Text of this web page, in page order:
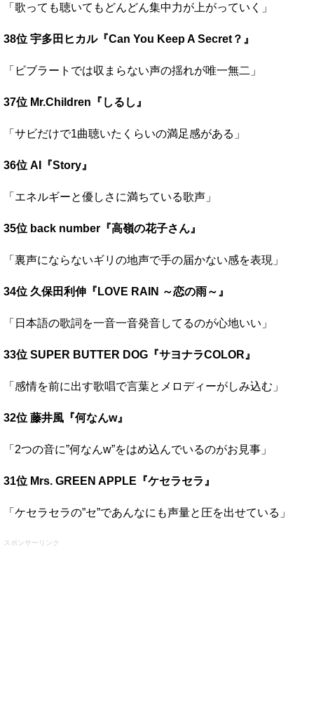
「歌っても聴いてもどんどん集中力が上がっていく」
38位 宇多田ヒカル『Can You Keep A Secret？』
「ビブラートでは収まらない声の揺れが唯一無二」
37位 Mr.Children『しるし』
「サビだけで1曲聴いたくらいの満足感がある」
36位 AI『Story』
「エネルギーと優しさに満ちている歌声」
35位 back number『高嶺の花子さん』
「裏声にならないギリの地声で手の届かない感を表現」
34位 久保田利伸『LOVE RAIN ～恋の雨～』
「日本語の歌詞を一音一音発音してるのが心地いい」
33位 SUPER BUTTER DOG『サヨナラCOLOR』
「感情を前に出す歌唱で言葉とメロディーがしみ込む」
32位 藤井風『何なんw』
「2つの音に”何なんw”をはめ込んでいるのがお見事」
31位 Mrs. GREEN APPLE『ケセラセラ』
「ケセラセラの”セ”であんなにも声量と圧を出せている」
スポンサーリンク